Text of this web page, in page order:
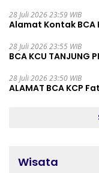
28 Juli 2026 23:59 WIB
Alamat Kontak BCA
28 Juli 2026 23:55 WIB
BCA KCU TANJUNG
28 Juli 2026 23:50 WIB
ALAMAT BCA KCP
Wisata